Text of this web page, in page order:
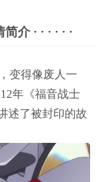
介 · · · · · ·
变得像废人一
年《福音战士
述了被封印的故